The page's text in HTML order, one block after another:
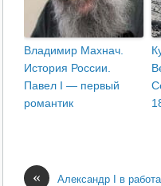
Владимир Махнач.
История России.
Павел I — первый
романтик
« Александр I в